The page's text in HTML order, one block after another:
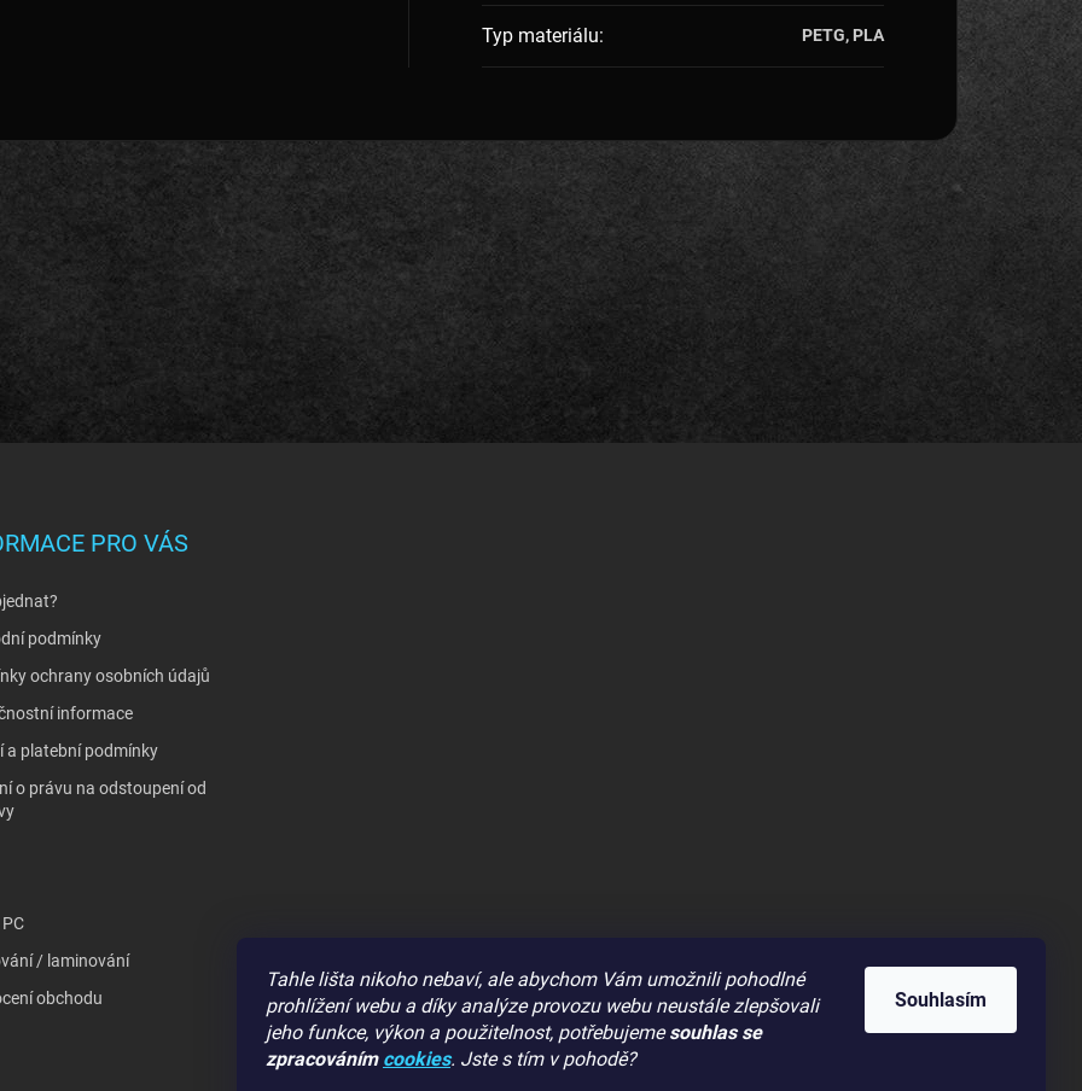
Tahle lišta nikoho nebaví, ale abychom Vám umožnili pohodlné
prohlížení webu a díky analýze provozu webu neustále zlepšovali
jeho funkce, výkon a použitelnost, potřebujemesouhlas se
zpracováním cookies. Jste s tím v pohodě?
Souhlasím
Typ materiálu: PETG, PLA
PRO VÁS
podmínky
ochrany osobních údajů
informace
a platební podmínky
o právu na odstoupení od
/ laminování
obchodu
GIGA PC